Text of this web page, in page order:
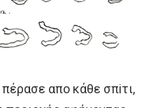
απo κάθε σπiτι,